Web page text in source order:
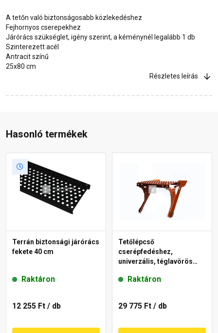
A tetőn való biztonságosabb közlekedéshez
Fejhornyos cserepekhez
Járórács szükséglet, igény szerint, a kéménynél legalább 1 db
Szinterezett acél
Antracit színű
25x80 cm
Részletes leírás
Hasonló termékek
Terrán biztonsági járórács
fekete 40 cm
Raktáron
12 255 Ft / db
Tetőlépcső
cserépfedéshez,
univerzális, téglavörös
Raktáron
29 775 Ft / db